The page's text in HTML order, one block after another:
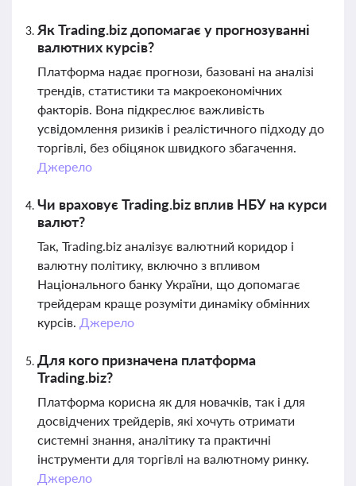
Як Trading.biz допомагає у прогнозуванні
валютних курсів?
Платформа надає прогнози, базовані на аналізі
трендів, статистики та макроекономічних
факторів. Вона підкреслює важливість
усвідомлення ризиків і реалістичного підходу до
торгівлі, без обіцянок швидкого збагачення.
Джерело
Чи враховує Trading.biz вплив НБУ на курси
валют?
Так, Trading.biz аналізує валютний коридор і
валютну політику, включно з впливом
Національного банку України, що допомагає
трейдерам краще розуміти динаміку обмінних
курсів. Джерело
Для кого призначена платформа
Trading.biz?
Платформа корисна як для новачків, так і для
досвідчених трейдерів, які хочуть отримати
системні знання, аналітику та практичні
інструменти для торгівлі на валютному ринку.
Джерело